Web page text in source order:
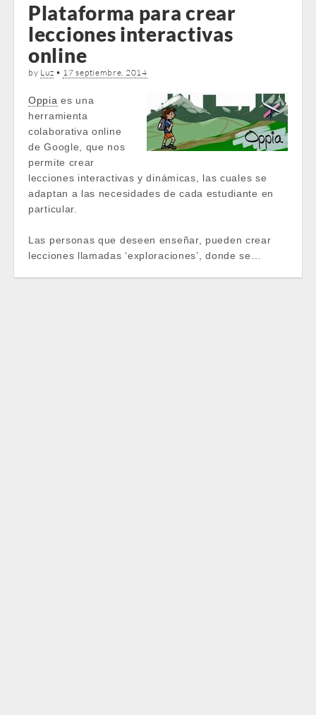
Plataforma para crear
lecciones interactivas
online
by Luz • 17 septiembre, 2014
Oppia es una
herramienta
colaborativa online
de Google, que nos
permite crear
lecciones interactivas y dinámicas, las cuales se
adaptan a las necesidades de cada estudiante en
particular.
Las personas que deseen enseñar, pueden crear
lecciones llamadas ‘exploraciones’, donde se…